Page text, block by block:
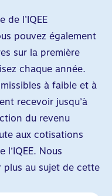
de l’IQEE
pouvez également
sur la première
chaque année.
à faible et à
recevoir jusqu’à
du revenu
aux cotisations
Nous
plus au sujet de cette